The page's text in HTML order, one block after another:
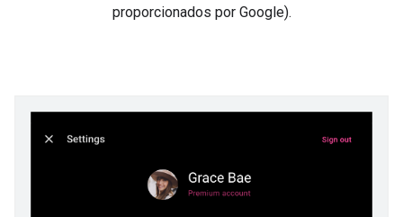
proporcionados por Google).